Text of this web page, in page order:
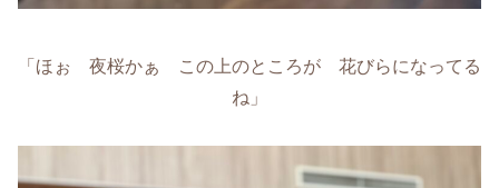
「ほぉ 夜桜かぁ この上のところが 花びらになってる
ね」